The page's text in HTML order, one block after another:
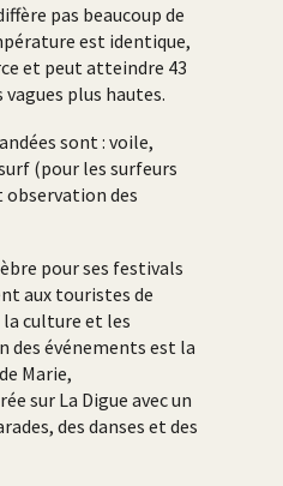
pas beaucoup de
est identique,
et peut atteindre 43
plus hautes.
sont : voile,
(pour les surfeurs
des
pour ses festivals
aux touristes de
la culture et les
des événements est la
Marie,
sur La Digue avec un
des danses et des